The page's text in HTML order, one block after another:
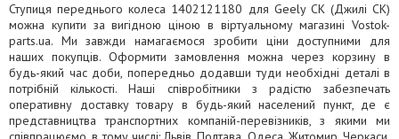
Ступиця переднього колеса 1402121180 для Geely CK (Джилі СК)
можна купити за вигідною ціною в віртуальному магазині Vostok-
parts.ua. Ми завжди намагаємося зробити ціни доступними для
наших покупців. Оформити замовлення можна через корзину в
будь-який час доби, попередньо додавши туди необхідні деталі в
потрібній кількості. Наші співробітники з радістю забезпечать
оперативну доставку товару в будь-який населений пункт, де є
представництва транспортних компаній-перевізників, з якими ми